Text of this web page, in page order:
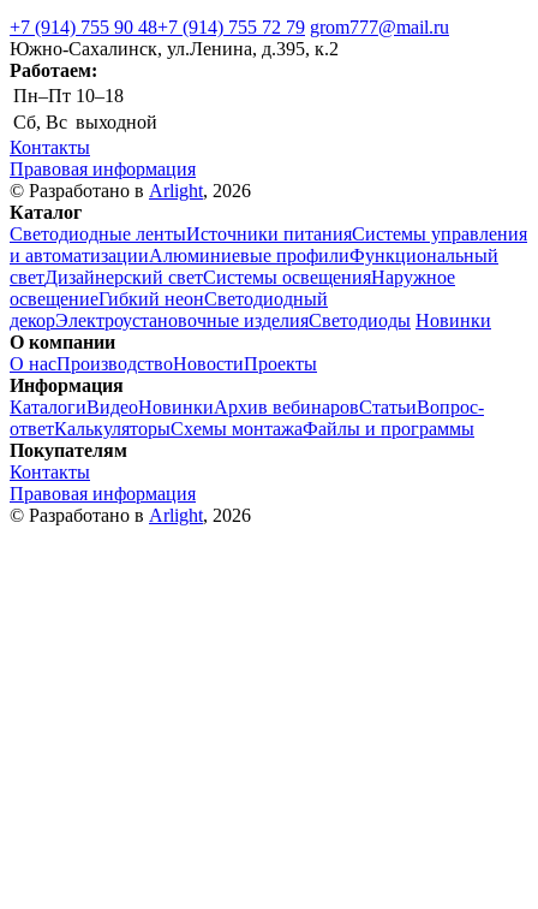
+7 (914) 755 90 48+7 (914) 755 72 79 grom777@mail.ru
Южно-Сахалинск, ул.Ленина, д.395, к.2
Работаем:
Пн–Пт 10–18
Сб, Вс выходной
Контакты
Правовая информация
© Разработано в Arlight, 2026
Каталог
Светодиодные лентыИсточники питанияСистемы управления
и автоматизацииАлюминиевые профилиФункциональный
светДизайнерский светСистемы освещенияНаружное
освещениеГибкий неонСветодиодный
декорЭлектроустановочные изделияСветодиоды Новинки
О компании
О насПроизводствоНовостиПроекты
Информация
КаталогиВидеоНовинкиАрхив вебинаровСтатьиВопрос-
ответКалькуляторыСхемы монтажаФайлы и программы
Покупателям
Контакты
Правовая информация
© Разработано в Arlight, 2026